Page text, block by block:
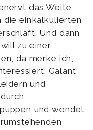
das Weite
die einkalkulierten
Und dann
zu einer
da merke ich,
Galant
und
und wendet